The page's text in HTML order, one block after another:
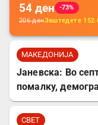
54 ден
-73%
206денЗаштедете
МАКЕДОНИЈА
Јаневска: Во
помалку,
СВЕТ